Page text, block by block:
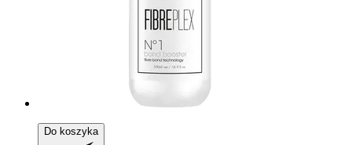
Do koszyka